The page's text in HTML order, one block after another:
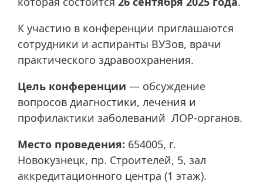
К участию в конференции приглашаются
сотрудники и аспиранты ВУЗов, врачи
практического здравоохранения.
Цель конференции — обсуждение
вопросов диагностики, лечения и
профилактики заболеваний ЛОР-органов.
Место проведения: 654005, г.
Новокузнецк, пр. Строителей, 5, зал
аккредитационного центра (1 этаж).